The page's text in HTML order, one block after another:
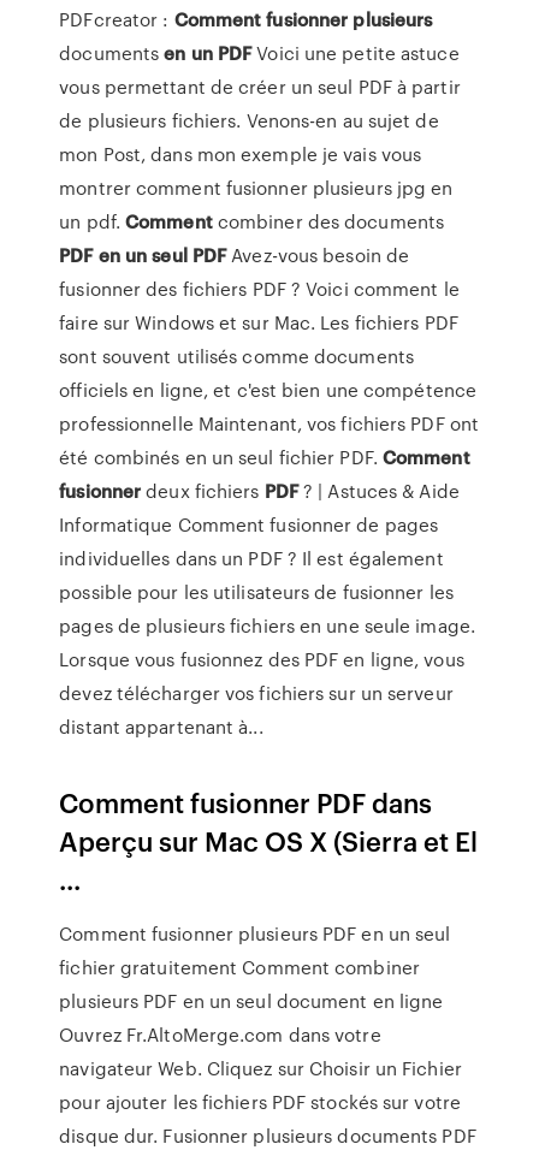
PDFcreator : Comment fusionner plusieurs
documentsen un PDFVoici une petite astuce
vous permettant de créer un seul PDF à partir
de plusieurs fichiers. Venons-en au sujet de
mon Post, dans mon exemple je vais vous
montrer comment fusionner plusieurs jpg en
un pdf.Commentcombiner des documents
PDF en un seul PDFAvez-vous besoin de
fusionner des fichiers PDF ? Voici comment le
faire sur Windows et sur Mac. Les fichiers PDF
sont souvent utilisés comme documents
officiels en ligne, et c'est bien une compétence
professionnelle Maintenant, vos fichiers PDF ont
été combinés en un seul fichier PDF. Comment
fusionnerdeux fichiers PDF? | Astuces & Aide
Informatique Comment fusionner de pages
individuelles dans un PDF ? Il est également
possible pour les utilisateurs de fusionner les
pages de plusieurs fichiers en une seule image.
Lorsque vous fusionnez des PDF en ligne, vous
devez télécharger vos fichiers sur un serveur
distant appartenant à...
Comment fusionner PDF dans
Aperçu sur Mac OS X (Sierra et El
...
Comment fusionner plusieurs PDF en un seul
fichier gratuitement Comment combiner
plusieurs PDF en un seul document en ligne
Ouvrez Fr.AltoMerge.com dans votre
navigateur Web. Cliquez sur Choisir un Fichier
pour ajouter les fichiers PDF stockés sur votre
disque dur. Fusionner plusieurs documents PDF